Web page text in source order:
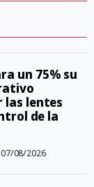
un 75% su
las lentes
de la
07/08/2026